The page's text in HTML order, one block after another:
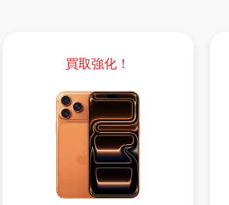
買取強化！